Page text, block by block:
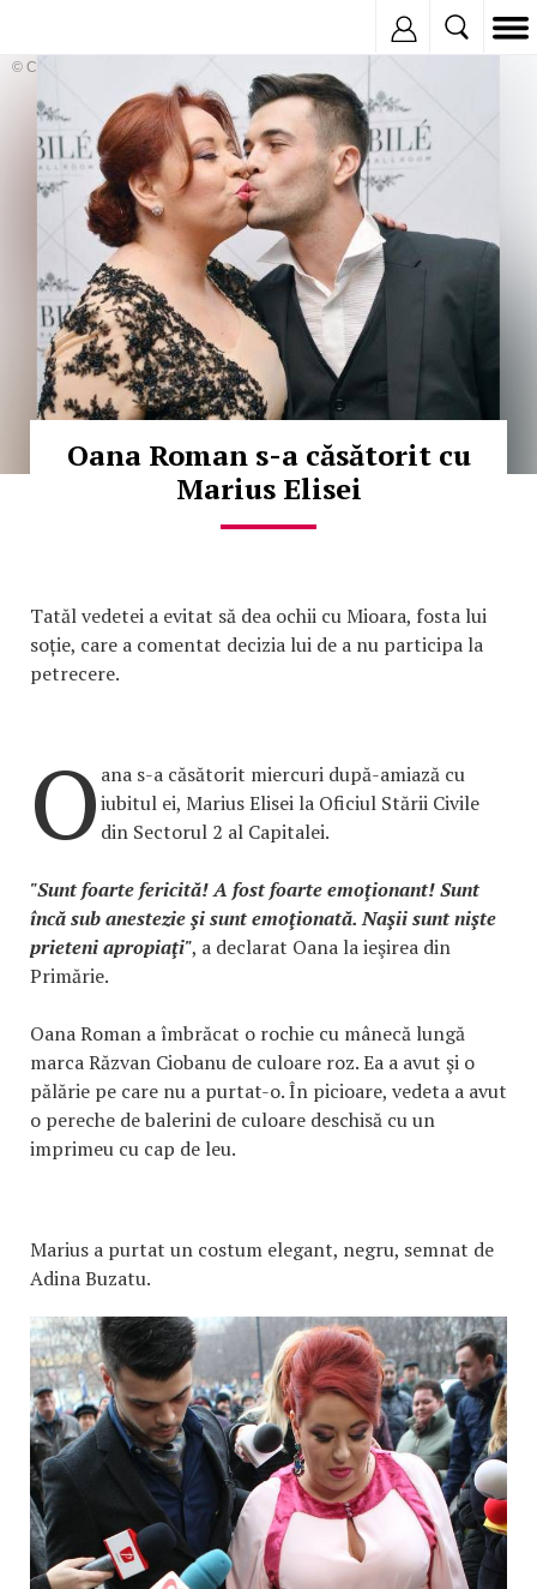
© Copyright: MEDIAFAX
Oana Roman s-a căsătorit cu
Marius Elisei
Tatăl vedetei a evitat să dea ochii cu Mioara, fosta lui
soție, care a comentat decizia lui de a nu participa la
petrecere.
O ana s-a căsătorit miercuri după-amiază cu
iubitul ei, Marius Elisei la Oficiul Stării Civile
din Sectorul 2 al Capitalei.
"Sunt foarte fericită! A fost foarte emoţionant! Sunt
încă sub anestezie şi sunt emoţionată. Naşii sunt nişte
prieteni apropiaţi", a declarat Oana la ieşirea din
Primărie.
Oana Roman a îmbrăcat o rochie cu mânecă lungă
marca Răzvan Ciobanu de culoare roz. Ea a avut şi o
pălărie pe care nu a purtat-o. În picioare, vedeta a avut
o pereche de balerini de culoare deschisă cu un
imprimeu cu cap de leu.
Marius a purtat un costum elegant, negru, semnat de
Adina Buzatu.